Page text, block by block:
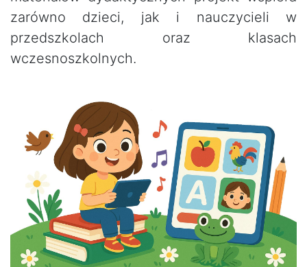
zarówno dzieci, jak i nauczycieli w
przedszkolach oraz klasach
wczesnoszkolnych.